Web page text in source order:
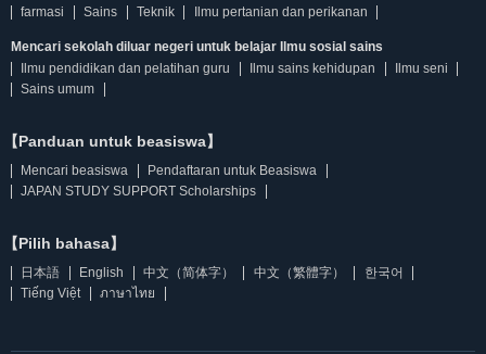
farmasi
Sains Teknik Ilmu pertanian dan perikanan
Mencari sekolah diluar negeri untuk belajar Ilmu sosial sains
Ilmu pendidikan dan pelatihan guru
Ilmu sains kehidupan
Ilmu seni
Sains umum
【Panduan untuk beasiswa】
Mencari beasiswa
Pendaftaran untuk Beasiswa
JAPAN STUDY SUPPORT Scholarships
【Pilih bahasa】
日本語 English 中文（简体字） 中文（繁體字）
한국어
Tiếng Việt
ภาษาไทย